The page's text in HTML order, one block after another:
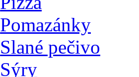
Pomazánky
Slané pečivo
Sýry